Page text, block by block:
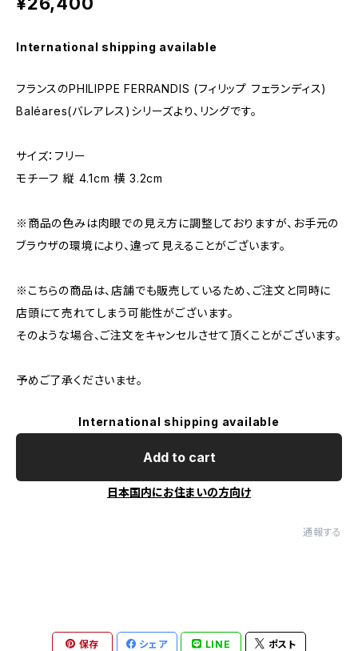
International shipping available
フランスのPHILIPPE FERRANDIS (フィリップ フェランディス)
Baléares(バレアレス)シリーズより、リングです。
サイズ：フリー
モチーフ 縦 4.1cm 横 3.2cm
※商品の色みは肉眼での見え方に調整しておりますが、お手元の
ブラウザの環境により、違って見えることがございます。
※こちらの商品は、店舗でも販売しているため、ご注文と同時に
店頭にて売れてしまう可能性がございます。
そのような場合、ご注文をキャンセルさせて頂くことがございます。
予めご了承くださいませ。
International shipping available
Add to cart
日本国内にお住まいの方向け
通報する
保存 シェア LINE ポスト